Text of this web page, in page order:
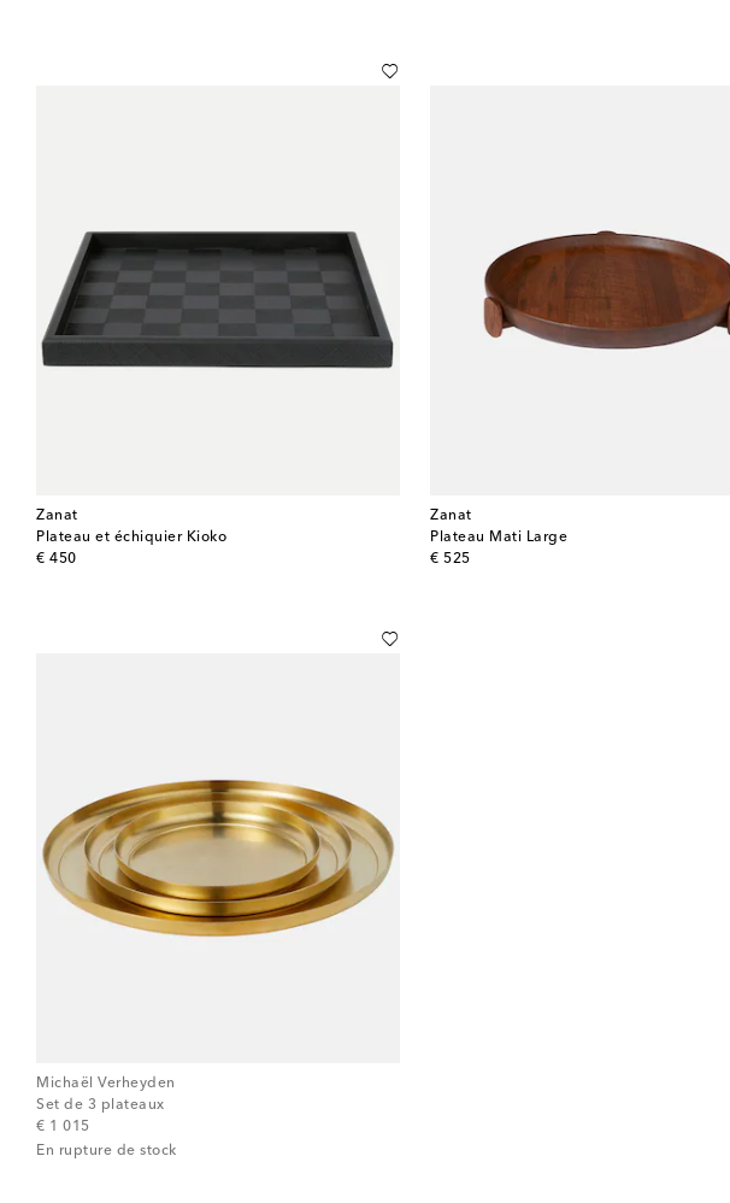
Zanat
Plateau et échiquier Kioko
€ 450
original price
Zanat
Plateau Mati Large
€ 525
original price
Michaël Verheyden
Set de 3 plateaux
€ 1 015
original price
En rupture de stock